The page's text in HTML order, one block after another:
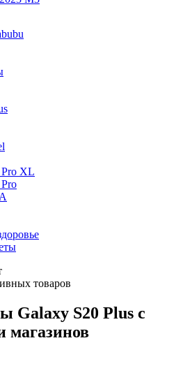
Pro XL
товаров
Galaxy S20 Plus с
магазинов